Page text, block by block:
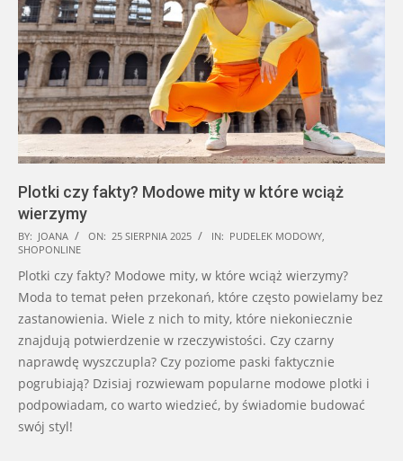
Plotki czy fakty? Modowe mity w które wciąż
wierzymy
2025-
08-
25
BY: JOANA ON: 25 SIERPNIA 2025 IN: PUDELEK MODOWY,
SHOPONLINE
Plotki czy fakty? Modowe mity, w które wciąż wierzymy?
Moda to temat pełen przekonań, które często powielamy bez
zastanowienia. Wiele z nich to mity, które niekoniecznie
znajdują potwierdzenie w rzeczywistości. Czy czarny
naprawdę wyszczupla? Czy poziome paski faktycznie
pogrubiają? Dzisiaj rozwiewam popularne modowe plotki i
podpowiadam, co warto wiedzieć, by świadomie budować
swój styl!